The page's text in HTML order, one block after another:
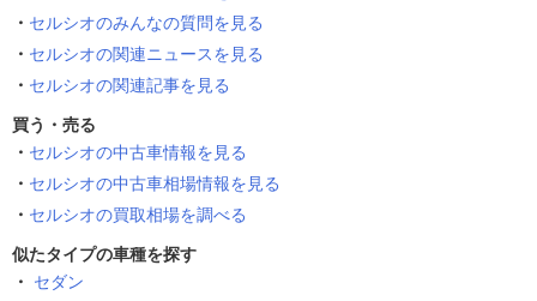
セルシオのみんなの質問を見る
セルシオの関連ニュースを見る
セルシオの関連記事を見る
買う・売る
セルシオの中古車情報を見る
セルシオの中古車相場情報を見る
セルシオの買取相場を調べる
似たタイプの車種を探す
セダン